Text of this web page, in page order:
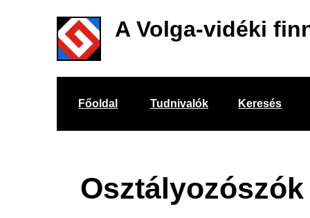
A Volga-vidéki
Főoldal Tudnivalók Keresés